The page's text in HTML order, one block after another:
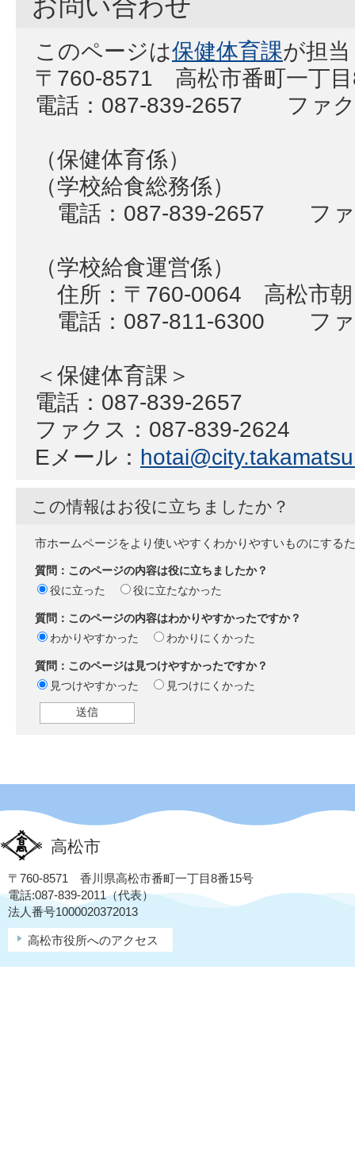
このページは保健体育課が担
〒760-8571 高松市番町一丁
電話：087-839-2657 ファク
（保健体育係）
（学校給食総務係）
電話：087-839-2657 ファ
（学校給食運営係）
住所：〒760-0064 高松市朝
電話：087-811-6300 ファ
＜保健体育課＞
電話：087-839-2657
ファクス：087-839-2624
Eメール：
この情報はお役に立ちましたか？
市ホームページをより使いやすくわかりやすいものにする
質問：このページの内容は役に立ちましたか？
役に立った
役に立たなかった
質問：このページの内容はわかりやすかったですか？
わかりやすかった
わかりにくかった
質問：このページは見つけやすかったですか？
見つけやすかった
見つけにくかった
高松市
〒760-8571 香川県高松市番町一丁目8番15号
電話:087-839-2011（代表）
法人番号1000020372013
高松市役所へのアクセス